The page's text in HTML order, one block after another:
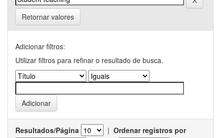
Retornar valores
Adicionar filtros:
Utilizar filtros para refinar o resultado de busca.
Resultados/Página | Ordenar registros por